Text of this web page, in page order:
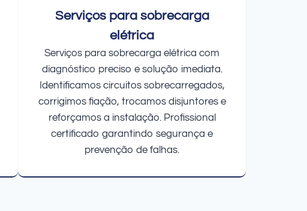
Serviços para sobrecarga
elétrica
Serviços para sobrecarga elétrica com
diagnóstico preciso e solução imediata.
Identificamos circuitos sobrecarregados,
corrigimos fiação, trocamos disjuntores e
reforçamos a instalação. Profissional
certificado garantindo segurança e
prevenção de falhas.